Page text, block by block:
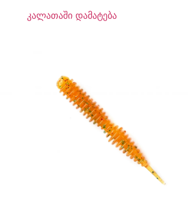
კალათაში დამატება